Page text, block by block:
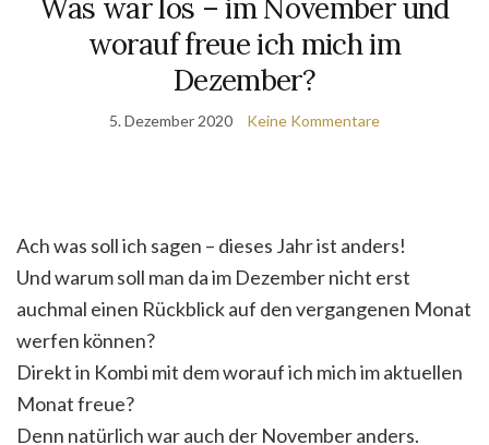
Was war los – im November und
worauf freue ich mich im
Dezember?
5. Dezember 2020 Keine Kommentare
Ach was soll ich sagen – dieses Jahr ist anders!
Und warum soll man da im Dezember nicht erst
auchmal einen Rückblick auf den vergangenen Monat
werfen können?
Direkt in Kombi mit dem worauf ich mich im aktuellen
Monat freue?
Denn natürlich war auch der November anders.